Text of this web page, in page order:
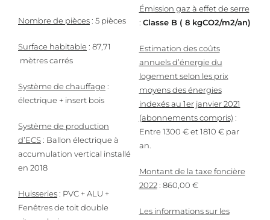
Nombre de pièces: 5 pièces
Surface habitable : 87,71
mètres carrés
Système de chauffage :
électrique + insert bois
Système de production
d’ECS: Ballon électrique à
accumulation vertical installé
en 2018
Huisseries: PVC + ALU +
Fenêtres de toit double
Émission gaz à effet de serre
: Classe B ( 8 kgCO2/m2/an)
Estimation des coûts
annuels d’énergie du
logement selon les prix
moyens des énergies
indexés au 1er janvier 2021
(abonnements compris) :
Entre 1300 € et 1810 € par
an.
Montant de la taxe foncière
2022: 860,00 €
Les informations sur les